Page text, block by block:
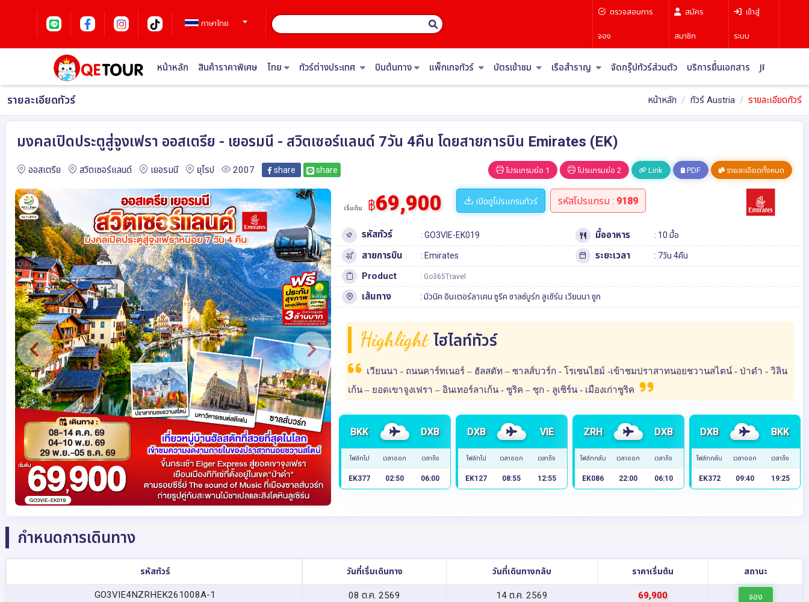
ภาษาไทย
ตรวจสอบการ
จอง
สมัคร
สมาชิก
เข้าสู่
ระบบ
หน้าหลัก สินค้าราคาพิเศษ ไทย ทัวร์ต่างประเทศ บินต้นทาง แพ็กเกจทัวร์ บัตรเข้าชม เรือสำราญ จัดกรุ๊ปทัวร์ส่วนตัว บริการยื่นเอกสาร JR Pass
รายละเอียดทัวร์ หน้าหลัก ทัวร์ Austria รายละเอียดทัวร์
มงคลเปิดประตูสู่จูงเฟรา ออสเตรีย - เยอรมนี - สวิตเซอร์แลนด์ 7วัน 4คืน โดยสายการบิน Emirates (EK)
ออสเตรีย สวิตเซอร์แลนด์ เยอรมนี ยุโรป 2007 share share โปรแกรมย่อ 1 โปรแกรมย่อ 2 Link PDF รายละเอียดทั้งหมด
เริ่มต้น ฿69,900 เปิดดูโปรแกรมทัวร์ รหัสโปรแกรม : 9189
รหัสทัวร์ : GO3VIE-EK019 มื้ออาหาร : 10 มื้อ
สายการบิน : Emirates ระยะเวลา : 7วัน 4คืน
Product : Go365Travel
เส้นทาง :มิวนิค อินเตอร์ลาเคน ซูริค ซาลซ์บูร์ก ลูเซิร์น เวียนนา ซูก
Highlight ไฮไลท์ทัวร์
เวียนนา - ถนนคาร์ทเนอร์ – ฮัลสตัท – ซาลส์บวร์ก - โรเซนไฮม์ -เข้าชมปราสาทนอยชวานสไตน์ - ป่าดำ - วิลิน
เก้น – ยอดเขาจูงเฟรา – อินเทอร์ลาเก้น - ซูริค – ซุก - ลูเซิร์น - เมืองเก่าซูริค
BKK DXB
ไฟล์ทไป เวลาออก เวลาถึง
EK377 02:50 06:00
DXB VIE
ไฟล์ทไป เวลาออก เวลาถึง
EK127 08:55 12:55
ZRH DXB
ไฟล์ทกลับ เวลาออก เวลาถึง
EK086 22:00 06:10
DXB BKK
ไฟล์ทกลับ เวลาออก เวลาถึง
EK372 09:40 19:25
กำหนดการเดินทาง
รหัสทัวร์ วันที่เริ่มเดินทาง วันที่เดินทางกลับ ราคาเริ่มต้น สถานะ
GO3VIE4NZRHEK261008A-1 08 ต.ค. 2569 14 ต.ค. 2569 69,900 จอง